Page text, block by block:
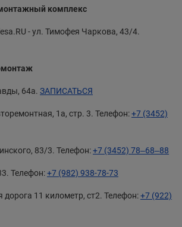
комплекс
- ул. Тимофея Чаркова, 43/4.
64а. ЗАПИСАТЬСЯ
1а, стр. 3. Телефон:+7 (3452)
83/3. Телефон:+7 (3452) 78‒68‒88
Телефон:+7 (982) 938-78-73
дорога 11 километр, ст2. Телефон:+7 (922)